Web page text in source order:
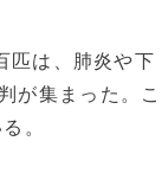
匹は、肺炎や下
が集まった。こ
。